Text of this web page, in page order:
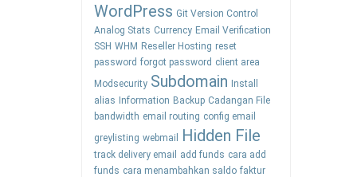
WordPress Git Version Control
Analog Stats Currency Email Verification
SSH WHM Reseller Hosting reset
password forgot password client area
Modsecurity Subdomain
Install
alias
Information Backup Cadangan File
bandwidth email routing config email
greylisting webmail Hidden File
track delivery email add funds cara add
funds cara menambahkan saldo faktur